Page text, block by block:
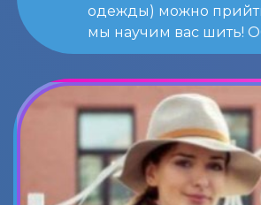
одежды) можно
мы научим вас шить!